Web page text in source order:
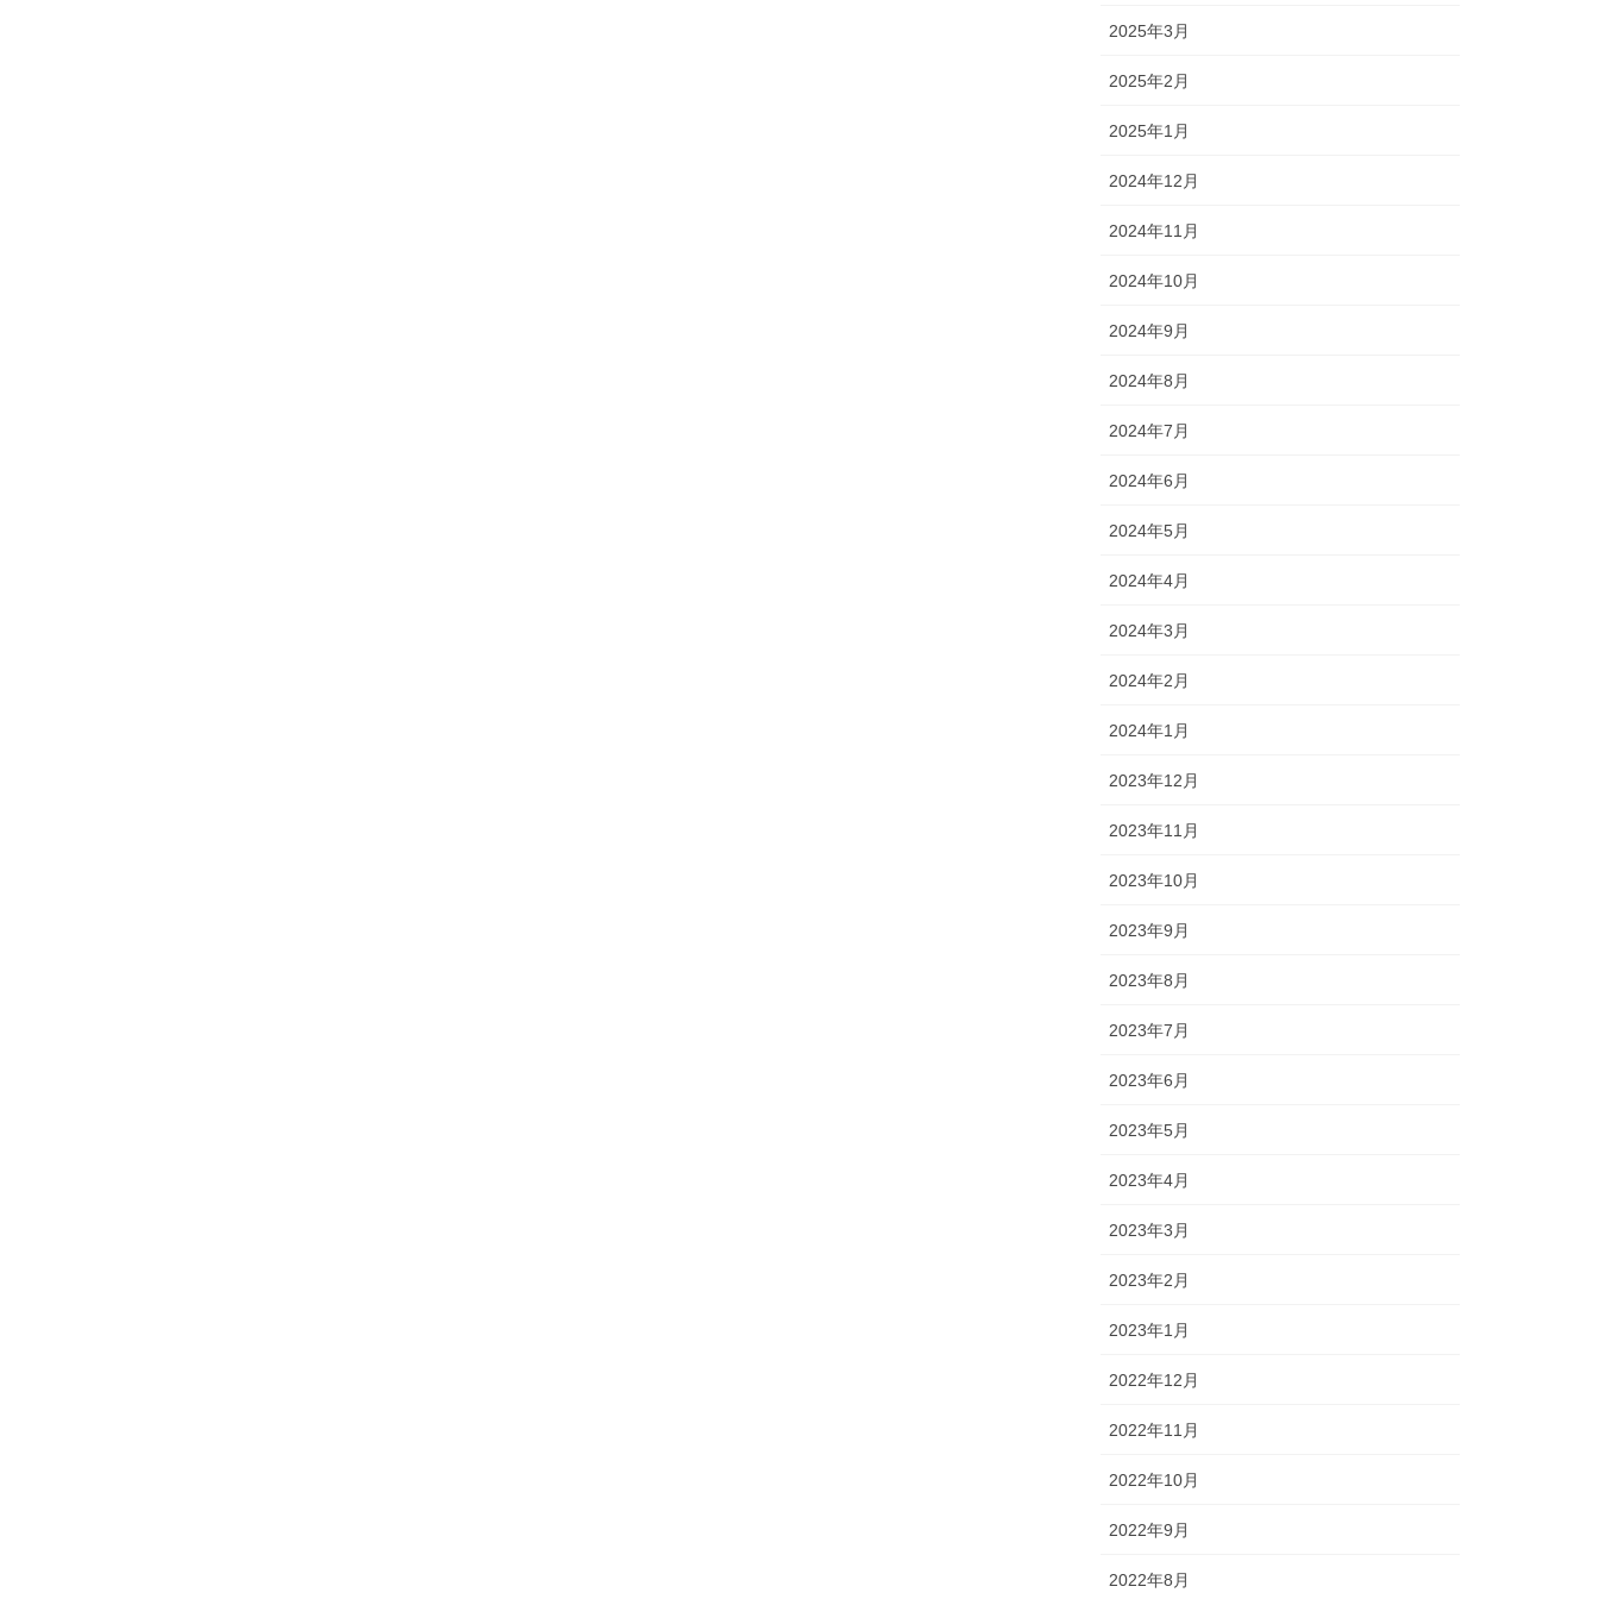
2025年3月
2025年2月
2025年1月
2024年12月
2024年11月
2024年10月
2024年9月
2024年8月
2024年7月
2024年6月
2024年5月
2024年4月
2024年3月
2024年2月
2024年1月
2023年12月
2023年11月
2023年10月
2023年9月
2023年8月
2023年7月
2023年6月
2023年5月
2023年4月
2023年3月
2023年2月
2023年1月
2022年12月
2022年11月
2022年10月
2022年9月
2022年8月